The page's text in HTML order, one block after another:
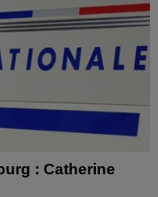
: Catherine